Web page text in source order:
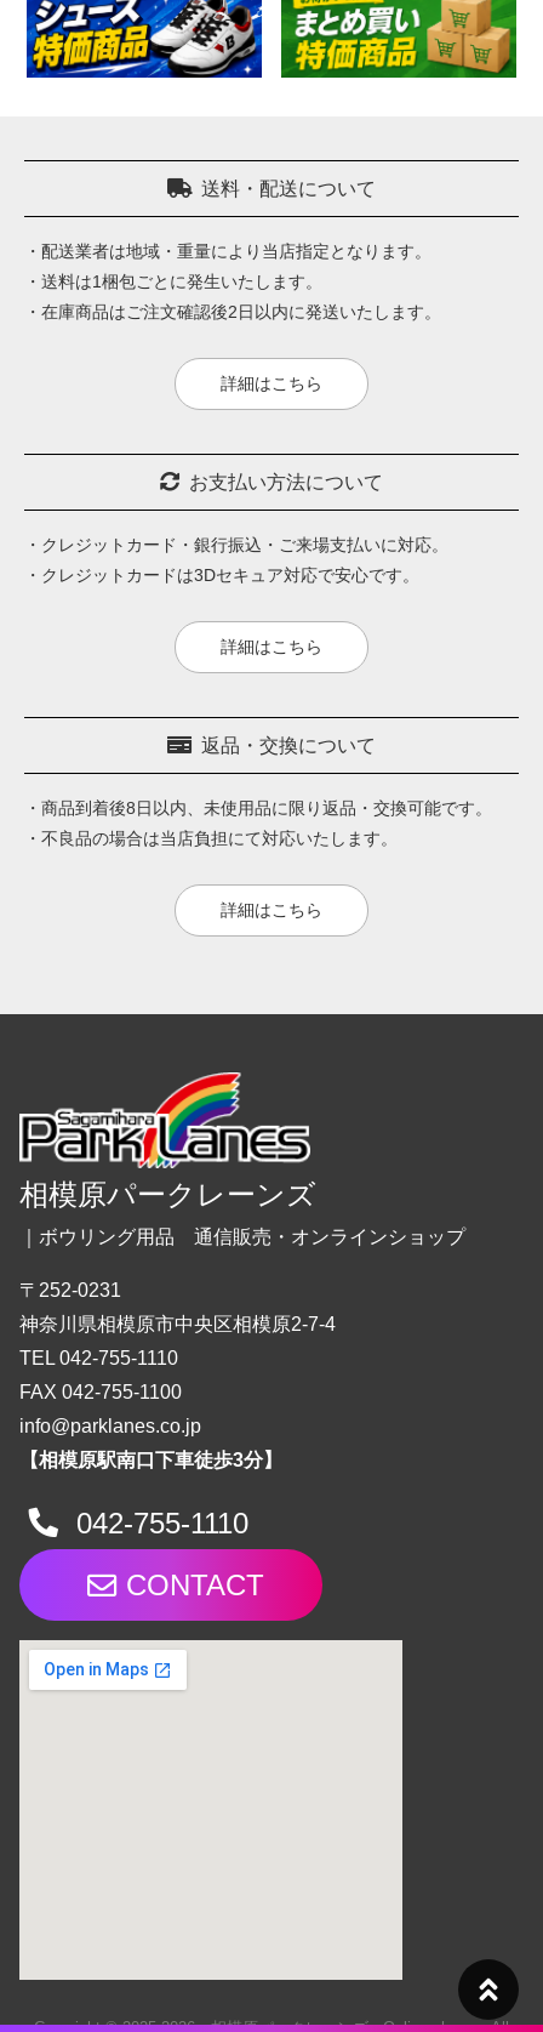
送料・配送について
・配送業者は地域・重量により当店指定となります。
・送料は1梱包ごとに発生いたします。
・在庫商品はご注文確認後2日以内に発送いたします。
詳細はこちら
お支払い方法について
・クレジットカード・銀行振込・ご来場支払いに対応。
・クレジットカードは3Dセキュア対応で安心です。
詳細はこちら
返品・交換について
・商品到着後8日以内、未使用品に限り返品・交換可能です。
・不良品の場合は当店負担にて対応いたします。
詳細はこちら
相模原パークレーンズ
｜ボウリング用品 通信販売・オンラインショップ
〒252-0231
神奈川県相模原市中央区相模原2-7-4
TEL 042-755-1110
FAX 042-755-1100
info@parklanes.co.jp
【相模原駅南口下車徒歩3分】
042-755-1110
CONTACT
Copyright © 2025-2026 相模原パークレーンズ - Online shop - All